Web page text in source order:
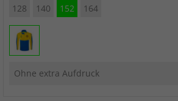
128 140 152 164